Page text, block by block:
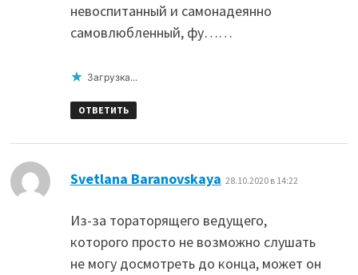
невоспитанный и самонадеянно
самовлюбленный, фу……
Загрузка...
ОТВЕТИТЬ
Svetlana Baranovskaya 28.10.2020 в 14:22
Из-за тораторящего ведущего,
которого просто не возможно слушать
не могу досмотреть до конца, может он